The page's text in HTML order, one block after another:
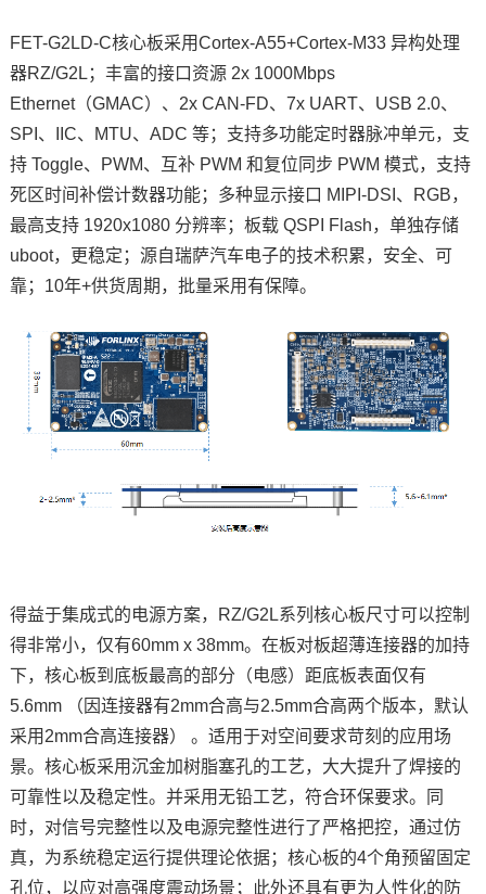
FET-G2LD-C核心板采用Cortex-A55+Cortex-M33 异构处理
器RZ/G2L；丰富的接口资源 2x 1000Mbps
Ethernet（GMAC）、2x CAN-FD、7x UART、USB 2.0、
SPI 、IIC、MTU、ADC 等；支持多功能定时器脉冲单元，支
持 Toggle、PWM、互补 PWM 和复位同步 PWM 模式，支持
死区时间补偿计数器功能；多种显示接口 MIPI-DSI、RGB，
最高支持 1920x1080 分辨率；板载 QSPI Flash，单独存储
uboot，更稳定；源自瑞萨汽车电子的技术积累，安全、可
靠；10年+供货周期，批量采用有保障。
得益于集成式的电源方案，RZ/G2L系列核心板尺寸可以控制
得非常小，仅有60mm x 38mm。在板对板超薄连接器的加持
下，核心板到底板最高的部分（电感）距底板表面仅有
5.6mm （因连接器有2mm合高与2.5mm合高两个版本，默认
采用2mm合高连接器） 。适用于对空间要求苛刻的应用场
景。核心板采用沉金加树脂塞孔的工艺，大大提升了焊接的
可靠性以及稳定性。并采用无铅工艺，符合环保要求。同
时，对信号完整性以及电源完整性进行了严格把控，通过仿
真，为系统稳定运行提供理论依据；核心板的4个角预留固定
孔位，以应对高强度震动场景；此外还具有更为人性化的防